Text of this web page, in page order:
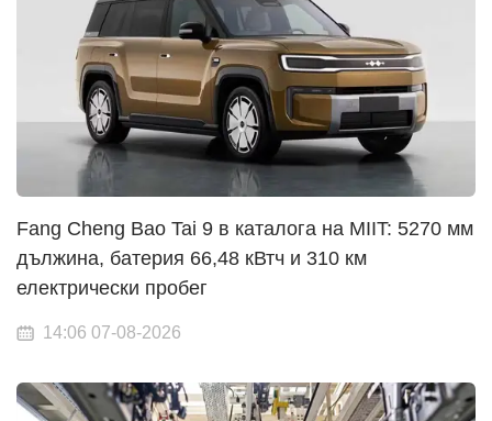
Fang Cheng Bao Tai 9 в каталога на MIIT: 5270 мм
дължина, батерия 66,48 кВтч и 310 км
електрически пробег
14:06 07-08-2026